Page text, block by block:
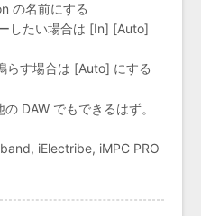
の名前にする
したい場合は [In] [Auto]
らす場合は [Auto] にする
DAW でもできるはず。
iElectribe, iMPC PRO